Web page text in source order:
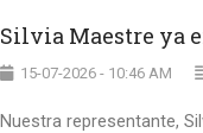
Silvia Maestre ya
15-07-2026 - 10:46 AM
Nuestra representante,